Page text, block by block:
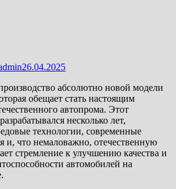
26.04.2025
абсолютно новой модели
обещает стать настоящим
автопрома. Этот
несколько лет,
технологии, современные
и, что немаловажно, отечественную
стремление к улучшению качества и
автомобилей на